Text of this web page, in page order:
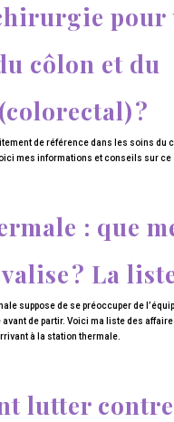
pour
côlon et du
?
de référence dans les soins du
mes informations et conseils sur ce
: que
? La
suppose de se préoccuper de
de partir. Voici ma liste des
à la station thermale.
lutter